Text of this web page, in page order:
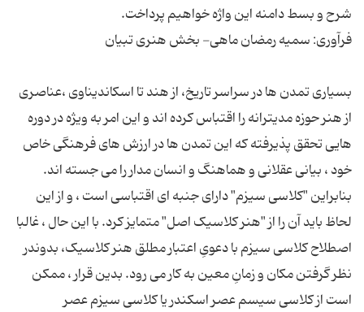
بسیاری تمدن ها در سراسر تاریخ، از هند تا اسکاندیناوی ،عناصری
از هنر حوزه مدیترانه را اقتباس کرده اند و این امر به ویژه در دوره
هایی تحقق پذیرفته که این تمدن ها در ارزش های فرهنگی خاص
بنابراین "کلاسی سیزم" دارای جنبه ای اقتباسی است ، و از این
لحاظ باید آن را از "هنر کلاسیک اصل" متمایز کرد. با این حال ، غالبا
اصطلاح کلاسی سیزم با دعویِ اعتبار مطلق هنر کلاسیک، بدوندر
نظر گرفتن مکان و زمانِ معین به کار می رود. بدین قرار ، ممکن
است از کلاسی سیسم عصر اسکندر یا کلاسی سیزم عصر